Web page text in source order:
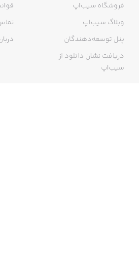
فروشگاه سیب‌اپ
وبلاگ سیب‌اپ
پنل توسعه‌دهندگان
دریافت نشان دانلود از
سیب‌اپ